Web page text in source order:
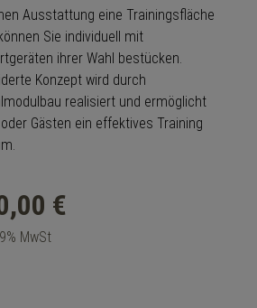
Ausstattung eine Trainingsfläche
Sie individuell mit
ihrer Wahl bestücken.
Konzept wird durch
realisiert und ermöglicht
Gästen ein effektives Training
€
MwSt